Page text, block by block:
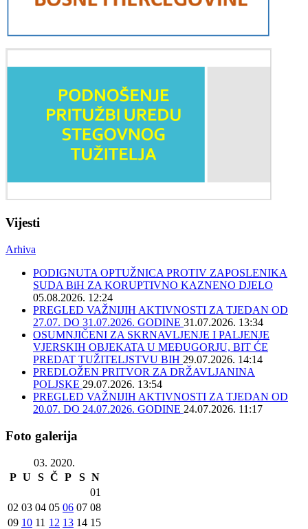
Vijesti
Arhiva
PODIGNUTA OPTUŽNICA PROTIV ZAPOSLENIKA
SUDA BiH ZA KORUPTIVNO KAZNENO DJELO
05.08.2026. 12:24
PREGLED VAŽNIJIH AKTIVNOSTI ZA TJEDAN OD
27.07. DO 31.07.2026. GODINE 31.07.2026. 13:34
OSUMNJIČENI ZA SKRNAVLJENJE I PALJENJE
VJERSKIH OBJEKATA U MEĐUGORJU, BIT ĆE
PREDAT TUŽITELJSTVU BIH 29.07.2026. 14:14
PREDLOŽEN PRITVOR ZA DRŽAVLJANINA
POLJSKE 29.07.2026. 13:54
PREGLED VAŽNIJIH AKTIVNOSTI ZA TJEDAN OD
20.07. DO 24.07.2026. GODINE 24.07.2026. 11:17
Foto galerija
03. 2020.
P U S Č P S N
01
02 03 04 05 06 07 08
09 10 11 12 13 14 15